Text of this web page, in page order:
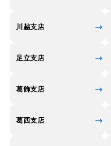
川越支店
足立支店
葛飾支店
葛西支店